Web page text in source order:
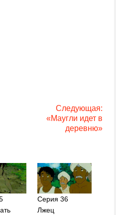
Следующая:
«Маугли идет в
деревню»
Серия 36
Лжец